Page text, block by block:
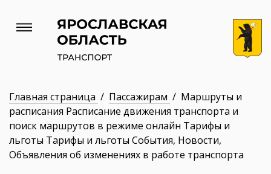
Главная страница / Пассажирам / Маршруты и
расписания Расписание движения транспорта и
поиск маршрутов в режиме онлайн Тарифы и
льготы Тарифы и льготы События, Новости,
Объявления об изменениях в работе транспорта